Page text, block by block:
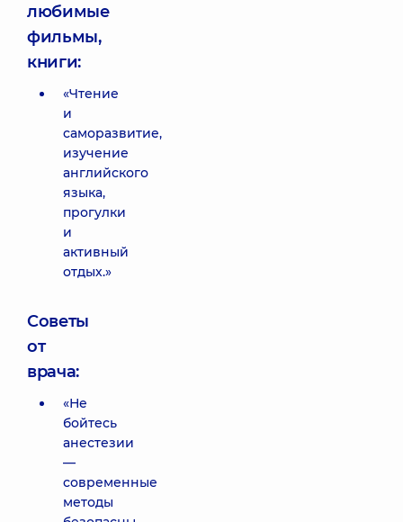
любимые
фильмы,
книги:
«Чтение
и
саморазвитие,
изучение
английского
языка,
прогулки
и
активный
отдых.»
Советы
от
врача:
«Не
бойтесь
анестезии
—
современные
методы